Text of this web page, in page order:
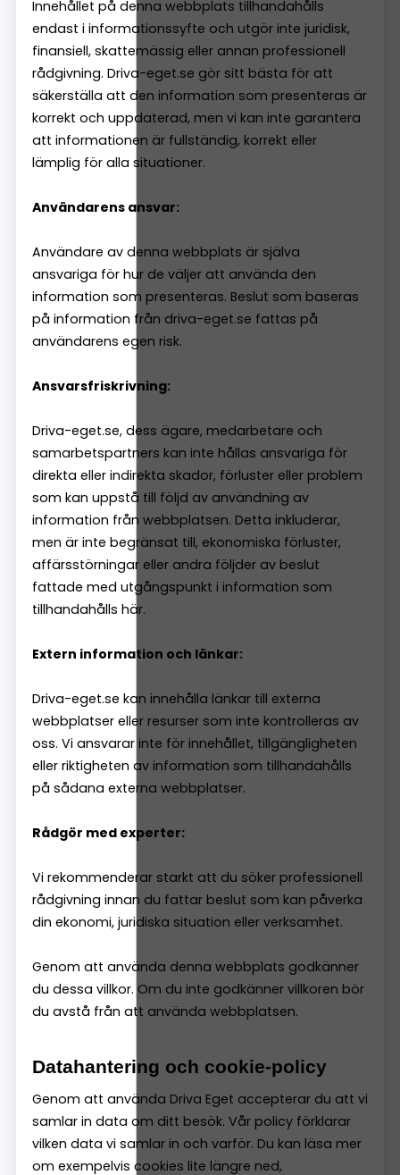
Innehållet på denna webbplats tillhandahålls
endast i informationssyfte och utgör inte juridisk,
finansiell, skattemässig eller annan professionell
rådgivning. Driva-eget.se gör sitt bästa för att
säkerställa att den information som presenteras är
korrekt och uppdaterad, men vi kan inte garantera
att informationen är fullständig, korrekt eller
lämplig för alla situationer.
Användarens ansvar:
Användare av denna webbplats är själva
ansvariga för hur de väljer att använda den
information som presenteras. Beslut som baseras
på information från driva-eget.se fattas på
användarens egen risk.
Ansvarsfriskrivning:
Driva-eget.se, dess ägare, medarbetare och
samarbetspartners kan inte hållas ansvariga för
direkta eller indirekta skador, förluster eller problem
som kan uppstå till följd av användning av
information från webbplatsen. Detta inkluderar,
men är inte begränsat till, ekonomiska förluster,
affärsstörningar eller andra följder av beslut
fattade med utgångspunkt i information som
tillhandahålls här.
Extern information och länkar:
Driva-eget.se kan innehålla länkar till externa
webbplatser eller resurser som inte kontrolleras av
oss. Vi ansvarar inte för innehållet, tillgängligheten
eller riktigheten av information som tillhandahålls
på sådana externa webbplatser.
Rådgör med experter:
Vi rekommenderar starkt att du söker professionell
rådgivning innan du fattar beslut som kan påverka
din ekonomi, juridiska situation eller verksamhet.
Genom att använda denna webbplats godkänner
du dessa villkor. Om du inte godkänner villkoren bör
du avstå från att använda webbplatsen.
Datahantering och cookie-policy
Genom att använda Driva Eget accepterar du att vi
samlar in data om ditt besök. Vår policy förklarar
vilken data vi samlar in och varför. Du kan läsa mer
om exempelvis cookies lite längre ned,